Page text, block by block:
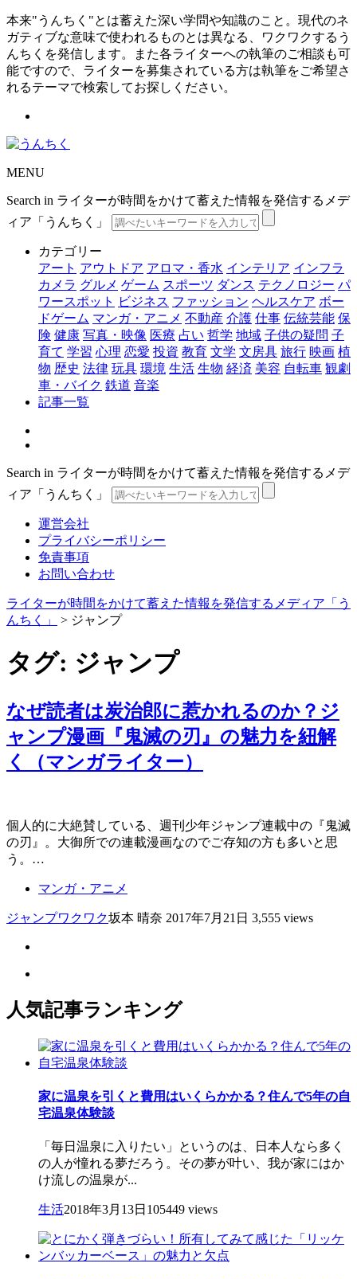
本来"うんちく"とは蓄えた深い学問や知識のこと。現代のネ
ガティブな意味で使われるものとは異なる、ワクワクするう
んちくを発信します。また各ライターへの執筆のご相談も可
能ですので、ライターを募集されている方は執筆をご希望さ
れるテーマで検索してお探しください。
MENU
Search in ライターが時間をかけて蓄えた情報を発信するメデ
ィア「うんちく」
カテゴリー
アート アウトドア アロマ・香水 インテリア インフラ
カメラ グルメ ゲーム スポーツ ダンス テクノロジー パ
ワースポット
ビジネス ファッション ヘルスケア ボー
ドゲーム マンガ・アニメ 不動産 介護 仕事 伝統芸能 保
険 健康 写真・映像 医療 占い 哲学 地域 子供の疑問 子
育て 学習 心理 恋愛 投資 教育 文学 文房具 旅行 映画 植
物 歴史 法律 玩具 環境 生活 生物 経済 美容 自転車 観劇
車・バイク 鉄道 音楽
記事一覧
Search in ライターが時間をかけて蓄えた情報を発信するメデ
ィア「うんちく」
運営会社
プライバシーポリシー
免責事項
お問い合わせ
ライターが時間をかけて蓄えた情報を発信するメディア「う
んちく」
> ジャンプ
タグ: ジャンプ
なぜ読者は炭治郎に惹かれるのか？ジ
ャンプ漫画『鬼滅の刃』の魅力を紐解
く（マンガライター）
個人的に大絶賛している、週刊少年ジャンプ連載中の『鬼滅
の刃』。大御所での連載漫画なのでご存知の方も多いと思
う。…
マンガ・アニメ
ジャンプワクワク坂本 晴奈 2017年7月21日 3,555 views
人気記事ランキング
家に温泉を引くと費用はいくらかかる？住んで5年の自
宅温泉体験談
「毎日温泉に入りたい」というのは、日本人なら多く
の人が憧れる夢だろう。その夢が叶い、我が家にはか
け流しの温泉が...
生活2018年3月13日 105449 views